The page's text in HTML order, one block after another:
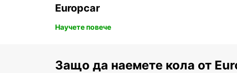
Europcar
Научете повече
Защо да наемете кола от